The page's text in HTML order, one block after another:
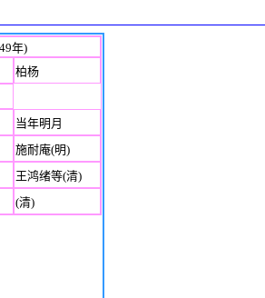
年)
柏杨
当年明月
施耐庵(明)
王鸿绪等(清)
(清)